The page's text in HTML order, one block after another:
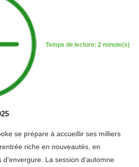
Temps de lecture: 2 minute(s)
se prépare à accueillir ses milliers
riche en nouveautés, en
d'envergure. La session d'automne